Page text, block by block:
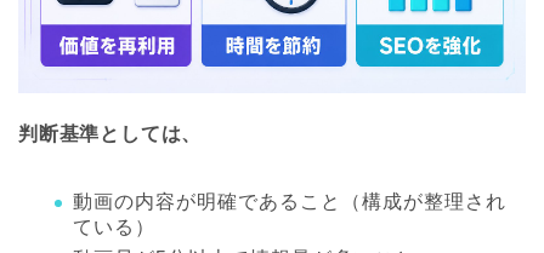
判断基準としては、
動画の内容が明確であること（構成が整理され
ている）